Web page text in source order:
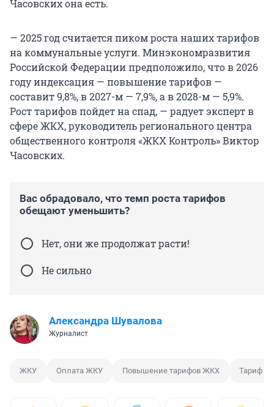
Часовских она есть.
— 2025 год считается пиком роста наших тарифов
на коммунальные услуги. Минэкономразвития
Российской Федерации предположило, что в 2026
году индексация — повышение тарифов —
составит 9,8%, в 2027-м — 7,9%, а в 2028-м — 5,9%.
Рост тарифов пойдет на спад, — радует эксперт в
сфере ЖКХ, руководитель регионального центра
общественного контроля «ЖКХ Контроль» Виктор
Часовских.
Вас обрадовало, что темп роста тарифов
обещают уменьшить?
Нет, они же продолжат расти!
Не сильно
Александра Шувалова
Журналист
ЖКУ Оплата ЖКУ Повышение тарифов ЖКХ Тариф